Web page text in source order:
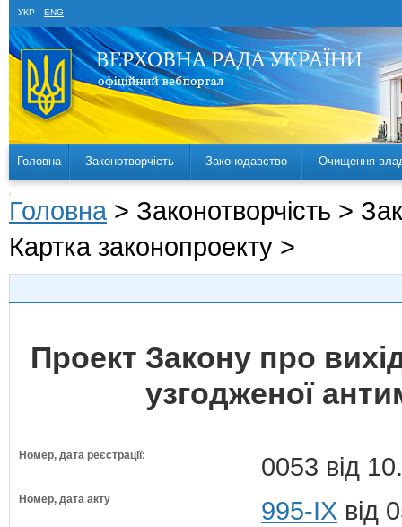
УКР ENG
Головна Законотворчість Законодавство Очищення
Головна > Законотворчість >
Картка законопроекту >
Проект Закону про
узгодженої
Номер, дата реєстрації: 0053 від
Номер, дата акту 995-IX від